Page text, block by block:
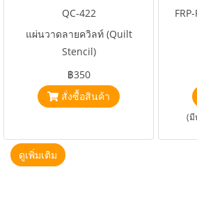
QC-422
แผ่นวาดลายควิลท์ (Quilt
Stencil)
฿350
สั่งซื้อสินค้า
(มี
ดูเพิ่มเติม